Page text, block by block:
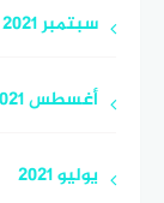
سبتمبر 2021
أغسطس 2021
يوليو 2021